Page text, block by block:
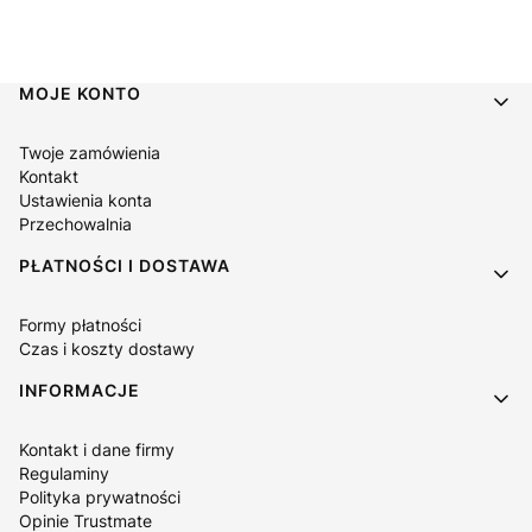
Linki w stopce
MOJE KONTO
Twoje zamówienia
Kontakt
Ustawienia konta
Przechowalnia
PŁATNOŚCI I DOSTAWA
Formy płatności
Czas i koszty dostawy
INFORMACJE
Kontakt i dane firmy
Regulaminy
Polityka prywatności
Opinie Trustmate